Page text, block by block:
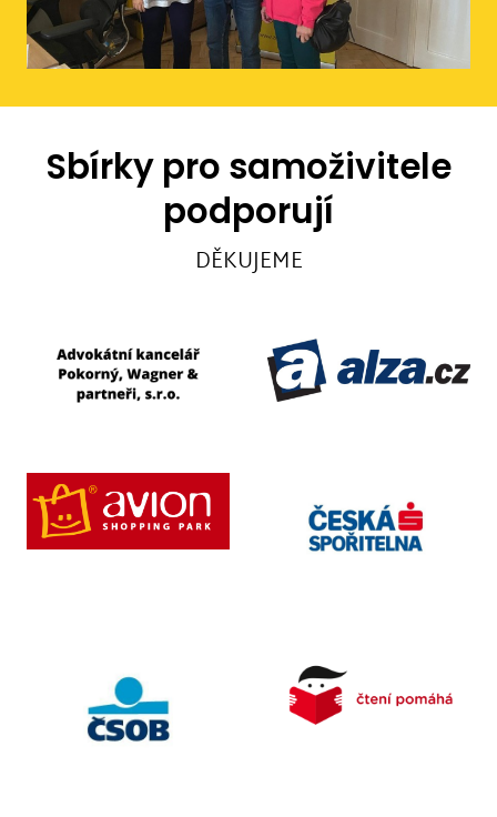
Sbírky pro samoživitele
podporují
DĚKUJEME